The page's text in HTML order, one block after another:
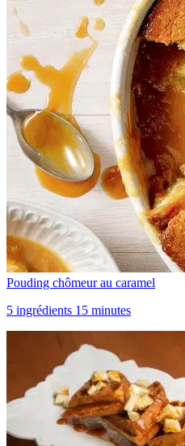
Pouding chômeur au caramel
5 ingrédients 15 minutes